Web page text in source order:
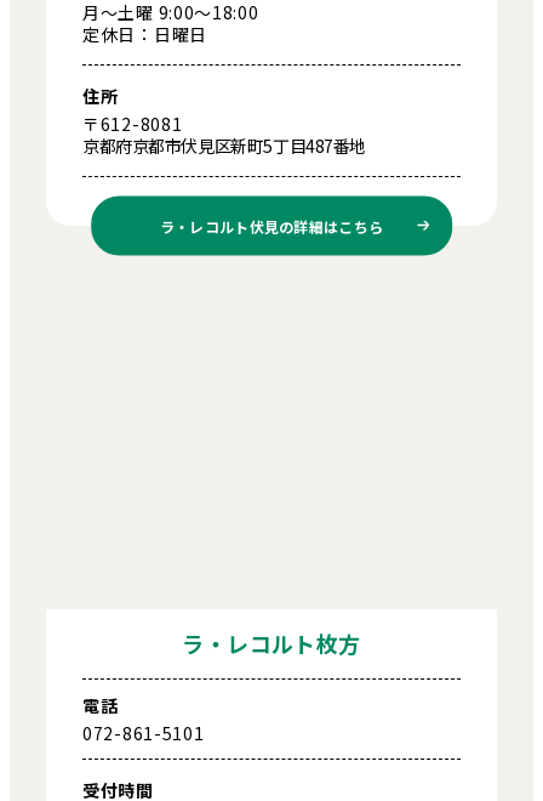
月～土曜 9:00～18:00
定休日：日曜日
住所
〒612-8081
京都府京都市伏見区新町5丁目487番地
ラ・レコルト伏見の詳細はこちら
ラ・レコルト枚方
電話
072-861-5101
受付時間